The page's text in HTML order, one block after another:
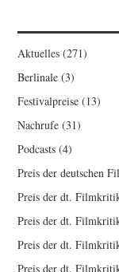
Aktuelles (271)
Berlinale (3)
Festivalpreise (13)
Nachrufe (31)
Podcasts (4)
Preis der deutschen
Preis der dt.
Preis der dt.
Preis der dt.
Preis der dt.